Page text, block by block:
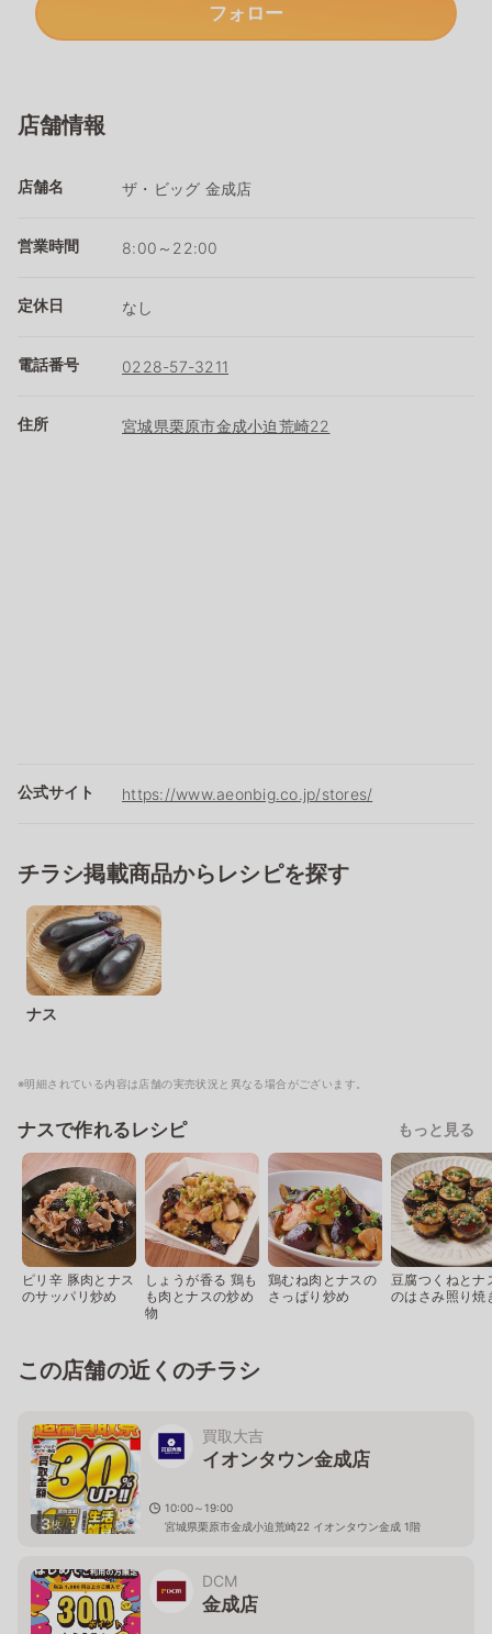
フォロー
店舗情報
店舗名 ザ・ビッグ 金成店
営業時間 8:00～22:00
定休日 なし
電話番号 0228-57-3211
住所 宮城県栗原市金成小迫荒崎22
公式サイト https://www.aeonbig.co.jp/stores/
チラシ掲載商品からレシピを探す
ナス
※明細されている内容は店舗の実売状況と異なる場合がございます。
ナスで作れるレシピ もっと見る
ピリ辛 豚肉とナス
のサッパリ炒め
しょうが香る 鶏も
も肉とナスの炒め
物
鶏むね肉とナスの
さっぱり炒め
豆腐つくねとナ
のはさみ照り焼
この店舗の近くのチラシ
3枚
買取大吉
イオンタウン金成店
10:00～19:00
宮城県栗原市金成小迫荒崎22 イオンタウン金成 1階
DCM
金成店